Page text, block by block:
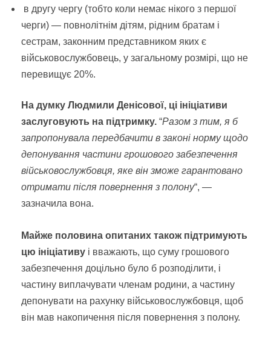
в другу чергу (тобто коли немає нікого з першої
черги) — повнолітнім дітям, рідним братам і
сестрам, законним представником яких є
військовослужбовець, у загальному розмірі, що не
перевищує 20%.
На думку Людмили Денісової, ці ініціативи
заслуговують на підтримку. “Разом з тим, я б
запропонувала передбачити в законі норму щодо
депонування частини грошового забезпечення
військовослужбовця, яке він зможе гарантовано
отримати після повернення з полону“, —
зазначила вона.
Майже половина опитаних також підтримують
цю ініціативу і вважають, що суму грошового
забезпечення доцільно було б розподілити, і
частину виплачувати членам родини, а частину
депонувати на рахунку військовослужбовця, щоб
він мав накопичення після повернення з полону.